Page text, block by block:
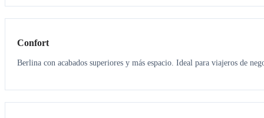
3 3
Confort
Berlina con acabados superiores y más espacio. Ideal para viajeros de
6 5